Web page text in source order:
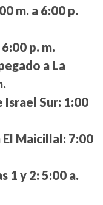
m. a 6:00 p.
p. m.
a La
Sur: 1:00
El Maicillal: 7:00
1 y 2: 5:00 a.